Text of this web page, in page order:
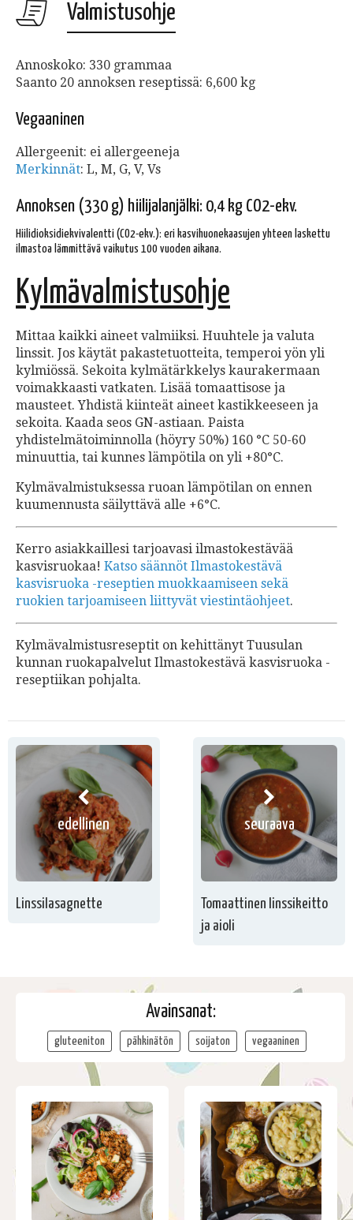
Valmistusohje
Annoskoko: 330 grammaa
Saanto 20 annoksen reseptissä: 6,600 kg
Vegaaninen
Allergeenit: ei allergeeneja
Merkinnät: L, M, G, V, Vs
Annoksen (330 g) hiilijalanjälki: 0,4 kg CO2-ekv.
Hiilidioksidiekvivalentti (CO2-ekv.): eri kasvihuonekaasujen yhteen laskettu
ilmastoa lämmittävä vaikutus 100 vuoden aikana.
Kylmävalmistusohje
Mittaa kaikki aineet valmiiksi. Huuhtele ja valuta
linssit. Jos käytät pakastetuotteita, temperoi yön yli
kylmiössä. Sekoita kylmätärkkelys kaurakermaan
voimakkaasti vatkaten. Lisää tomaattisose ja
mausteet. Yhdistä kiinteät aineet kastikkeeseen ja
sekoita. Kaada seos GN-astiaan. Paista
yhdistelmätoiminnolla (höyry 50%) 160 °C 50-60
minuuttia, tai kunnes lämpötila on yli +80°C.
Kylmävalmistuksessa ruoan lämpötilan on ennen
kuumennusta säilyttävä alle +6°C.
Kerro asiakkaillesi tarjoavasi ilmastokestävää
kasvisruokaa! Katso säännöt Ilmastokestävä
kasvisruoka -reseptien muokkaamiseen sekä
ruokien tarjoamiseen liittyvät viestintäohjeet.
Kylmävalmistusreseptit on kehittänyt Tuusulan
kunnan ruokapalvelut Ilmastokestävä kasvisruoka -
reseptiikan pohjalta.
edellinen
Linssilasagnette
seuraava
Tomaattinen linssikeitto
ja aioli
Avainsanat:
gluteeniton pähkinätön soijaton vegaaninen